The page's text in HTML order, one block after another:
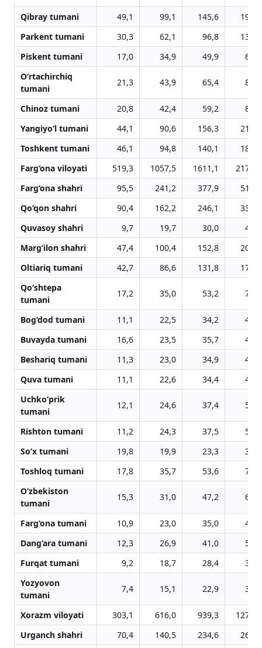
Qibray tumani
49,1 99,1 145,6
196,9
Parkent tumani
30,3 62,1 96,8
130,9
Piskent tumani
17,0 34,9 49,9
67,5
O‘rtachirchiq
tumani
21,3 43,9 65,4 88,5
Chinoz tumani 20,8 42,4 59,2
80,0
Yangiyo‘l tumani
44,1 90,6 156,3
211,4
Toshkent tumani
46,1 94,8 140,1
189,7
Farg‘ona viloyati
519,3 1057,5 1611,1
2179,6
Farg‘ona shahri
95,5 241,2 377,9
511,3
Qo‘qon shahri
90,4 162,2 246,1
332,7
Quvasoy shahri
9,7 19,7 30,0
40,5
Marg‘ilon shahri
47,4 100,4 152,8
207,5
Oltiariq tumani
42,7 86,6 131,8
178,6
Qo‘shtepa
tumani
17,2 35,0 53,2 71,8
Bog‘dod tumani 11,1 22,5 34,2
46,3
Buvayda tumani
16,6 23,5 35,7
48,3
Beshariq tumani
11,3 23,0 34,9
47,2
Quva tumani
11,1 22,6 34,4
46,6
Uchko‘prik
tumani
12,1 24,6 37,4 50,5
Rishton tumani 11,2 24,3 37,5
50,1
So‘x tumani
19,8 19,9 23,3
31,6
Toshloq tumani
17,8 35,7 53,6
72,2
O‘zbekiston
tumani
15,3 31,0 47,2 63,9
Farg‘ona tumani 10,9 23,0 35,0
47,5
Dang‘ara tumani
12,3 26,9 41,0
55,5
Furqat tumani
9,2 18,7 28,4
38,4
Yozyovon
tumani
7,4 15,1 22,9 31,0
Xorazm viloyati 303,1 616,0 939,3
1270,6
Urganch shahri
70,4 140,5 234,6
266,2